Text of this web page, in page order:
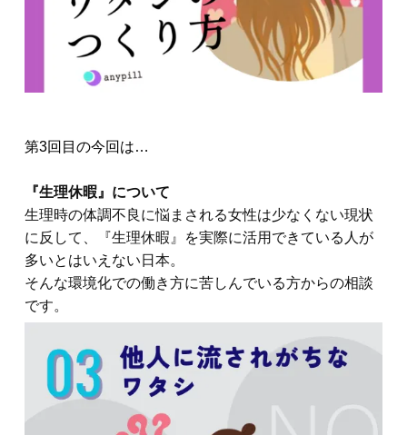
第3回目の今回は…
『生理休暇』について
生理時の体調不良に悩まされる女性は少なくない現状
に反して、『生理休暇』を実際に活用できている人が
多いとはいえない日本。
そんな環境化での働き方に苦しんでいる方からの相談
です。